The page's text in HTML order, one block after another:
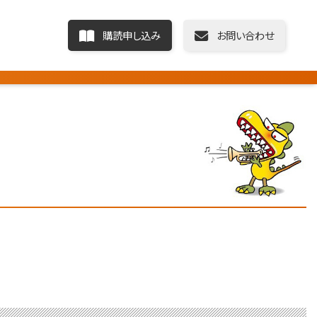
購読申し込み お問い合わせ